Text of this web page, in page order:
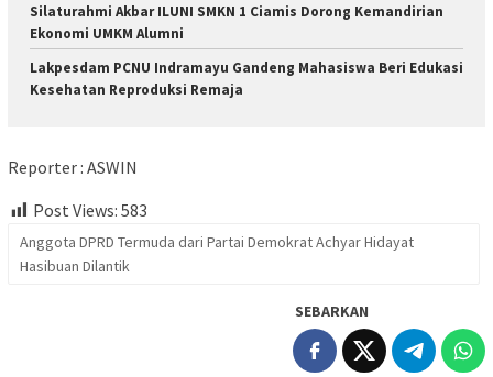
Silaturahmi Akbar ILUNI SMKN 1 Ciamis Dorong Kemandirian
Ekonomi UMKM Alumni
Lakpesdam PCNU Indramayu Gandeng Mahasiswa Beri Edukasi
Kesehatan Reproduksi Remaja
Reporter : ASWIN
Post Views: 583
Anggota DPRD Termuda dari Partai Demokrat Achyar Hidayat
Hasibuan Dilantik
SEBARKAN